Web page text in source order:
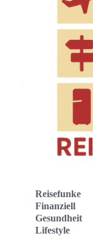
Reisefunke
Finanziell
Gesundheit
Lifestyle